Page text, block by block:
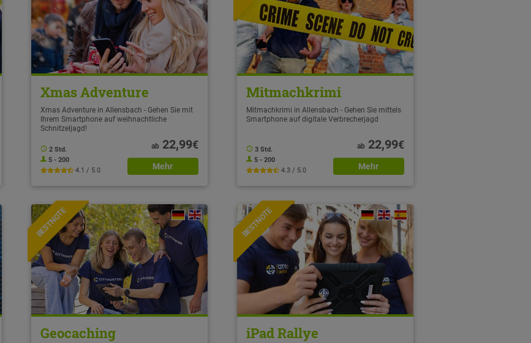
Xmas Adventure
Xmas Adventure in Allensbach - Gehen Sie mit
Ihrem Smartphone auf weihnachtliche
Schnitzeljagd!
2 Std.
5 - 200
4.1 / 5.0
ab22,99€
Mehr
Mitmachkrimi
Mitmachkrimi in Allensbach - Gehen Sie mittels
Smartphone auf digitale Verbrecherjagd
3 Std.
5 - 200
4.3 / 5.0
ab22,99€
Mehr
BESTNOTE
Geocaching
BESTNOTE
iPad Rallye